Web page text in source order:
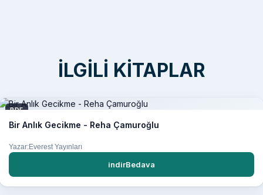
İLGILI KITAPLAR
PDF
Bir Anlık Gecikme - Reha Çamuroğlu
Yazar:Everest Yayınları
indirBedava